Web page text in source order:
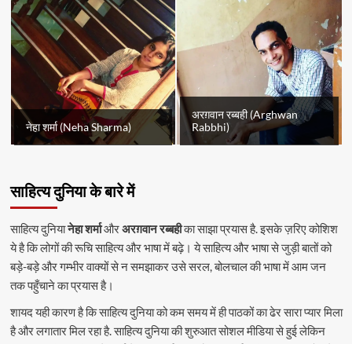
नेहा शर्मा (Neha Sharma)
अरग़वान रब्बही (Arghwan
Rabbhi)
साहित्य दुनिया के बारे में
साहित्य दुनियानेहा शर्माऔरअरग़वान रब्बहीका साझा प्रयास है. इसके ज़रिए कोशिश
ये है कि लोगों की रूचि साहित्य और भाषा में बढ़े। ये साहित्य और भाषा से जुड़ी बातों को
बड़े-बड़े और गम्भीर वाक्यों से न समझाकर उसे सरल, बोलचाल की भाषा में आम जन
तक पहुँचाने का प्रयास है।
शायद यही कारण है कि साहित्य दुनिया को कम समय में ही पाठकों का ढेर सारा प्यार मिला
है और लगातार मिल रहा है. साहित्य दुनिया की शुरुआत सोशल मीडिया से हुई लेकिन